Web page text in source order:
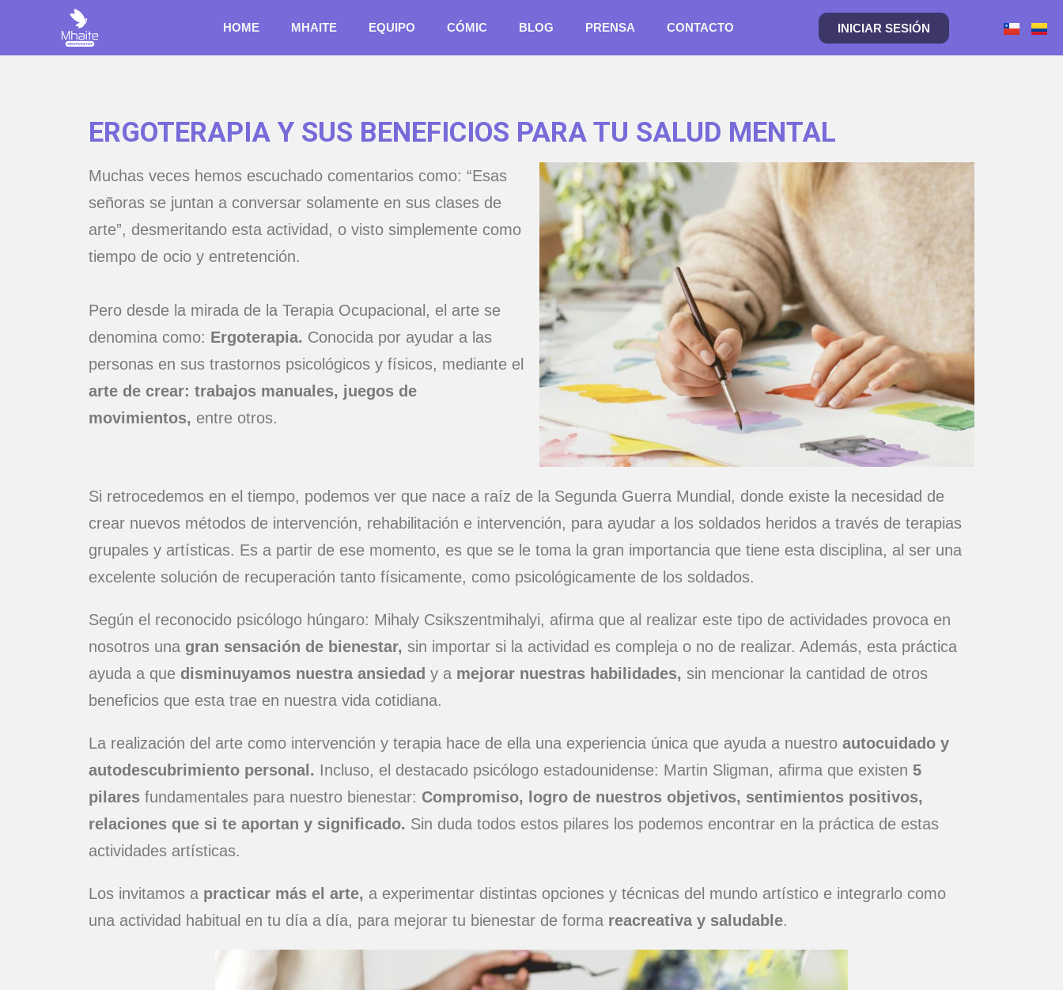
HOME MHAITE EQUIPO CÓMIC BLOG PRENSA CONTACTO INICIAR SESIÓN
ERGOTERAPIA Y SUS BENEFICIOS PARA TU SALUD MENTAL
Muchas veces hemos escuchado comentarios como: “Esas
señoras se juntan a conversar solamente en sus clases de
arte”, desmeritando esta actividad, o visto simplemente como
tiempo de ocio y entretención.
Pero desde la mirada de la Terapia Ocupacional, el arte se
denomina como: Ergoterapia. Conocida por ayudar a las
personas en sus trastornos psicológicos y físicos, mediante el
arte de crear: trabajos manuales, juegos de
movimientos, entre otros.
Si retrocedemos en el tiempo, podemos ver que nace a raíz de la Segunda Guerra Mundial, donde existe la necesidad de
crear nuevos métodos de intervención, rehabilitación e intervención, para ayudar a los soldados heridos a través de terapias
grupales y artísticas. Es a partir de ese momento, es que se le toma la gran importancia que tiene esta disciplina, al ser una
excelente solución de recuperación tanto físicamente, como psicológicamente de los soldados.
Según el reconocido psicólogo húngaro: Mihaly Csikszentmihalyi, afirma que al realizar este tipo de actividades provoca en
nosotros una gran sensación de bienestar, sin importar si la actividad es compleja o no de realizar. Además, esta práctica
ayuda a que disminuyamos nuestra ansiedad y a mejorar nuestras habilidades, sin mencionar la cantidad de otros
beneficios que esta trae en nuestra vida cotidiana.
La realización del arte como intervención y terapia hace de ella una experiencia única que ayuda a nuestro autocuidado y
autodescubrimiento personal. Incluso, el destacado psicólogo estadounidense: Martin Sligman, afirma que existen 5
pilares fundamentales para nuestro bienestar: Compromiso, logro de nuestros objetivos, sentimientos positivos,
relaciones que si te aportan y significado. Sin duda todos estos pilares los podemos encontrar en la práctica de estas
actividades artísticas.
Los invitamos a practicar más el arte, a experimentar distintas opciones y técnicas del mundo artístico e integrarlo como
una actividad habitual en tu día a día, para mejorar tu bienestar de forma reacreativa y saludable.